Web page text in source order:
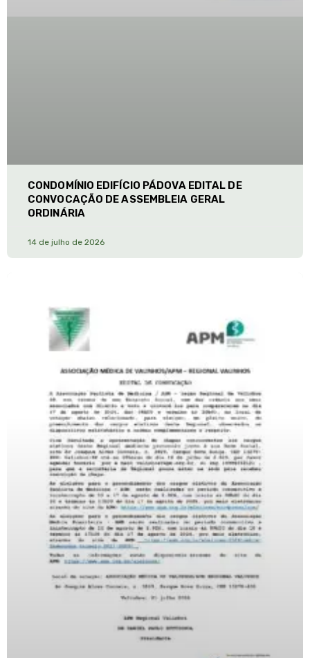
CONDOMÍNIO EDIFÍCIO PÁDOVA EDITAL DE
CONVOCAÇÃO DE ASSEMBLEIA GERAL
ORDINÁRIA
14 de julho de 2026